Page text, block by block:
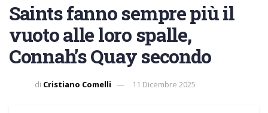
Saints fanno sempre più il
vuoto alle loro spalle,
Connah’s Quay secondo
di Cristiano Comelli 11 Dicembre 2025